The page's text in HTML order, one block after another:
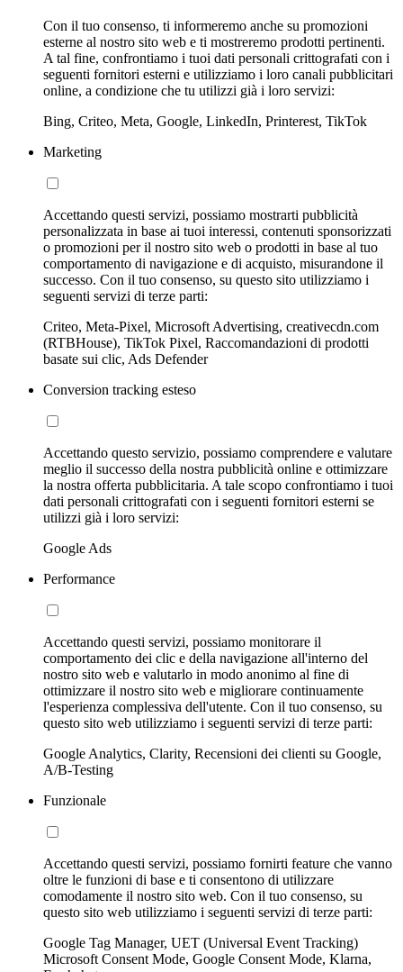
Con il tuo consenso, ti informeremo anche su promozioni
esterne al nostro sito web e ti mostreremo prodotti pertinenti.
A tal fine, confrontiamo i tuoi dati personali crittografati con i
seguenti fornitori esterni e utilizziamo i loro canali pubblicitari
online, a condizione che tu utilizzi già i loro servizi:
Bing, Criteo, Meta, Google, LinkedIn, Printerest, TikTok
Marketing
Accettando questi servizi, possiamo mostrarti pubblicità
personalizzata in base ai tuoi interessi, contenuti sponsorizzati
o promozioni per il nostro sito web o prodotti in base al tuo
comportamento di navigazione e di acquisto, misurandone il
successo. Con il tuo consenso, su questo sito utilizziamo i
seguenti servizi di terze parti:
Criteo, Meta-Pixel, Microsoft Advertising, creativecdn.com
(RTBHouse), TikTok Pixel, Raccomandazioni di prodotti
basate sui clic, Ads Defender
Conversion tracking esteso
Accettando questo servizio, possiamo comprendere e valutare
meglio il successo della nostra pubblicità online e ottimizzare
la nostra offerta pubblicitaria. A tale scopo confrontiamo i tuoi
dati personali crittografati con i seguenti fornitori esterni se
utilizzi già i loro servizi:
Google Ads
Performance
Accettando questi servizi, possiamo monitorare il
comportamento dei clic e della navigazione all'interno del
nostro sito web e valutarlo in modo anonimo al fine di
ottimizzare il nostro sito web e migliorare continuamente
l'esperienza complessiva dell'utente. Con il tuo consenso, su
questo sito web utilizziamo i seguenti servizi di terze parti:
Google Analytics, Clarity, Recensioni dei clienti su Google,
A/B-Testing
Funzionale
Accettando questi servizi, possiamo fornirti feature che vanno
oltre le funzioni di base e ti consentono di utilizzare
comodamente il nostro sito web. Con il tuo consenso, su
questo sito web utilizziamo i seguenti servizi di terze parti:
Google Tag Manager, UET (Universal Event Tracking)
Microsoft Consent Mode, Google Consent Mode, Klarna,